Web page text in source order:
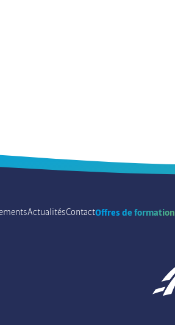
ActualitésContactOffres de formation